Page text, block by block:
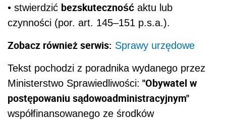
• stwierdzić bezskuteczność aktu lub
czynności (por. art. 145–151 p.s.a.).
Zobacz również serwis: Sprawy urzędowe
Tekst pochodzi z poradnika wydanego przez
Ministerstwo Sprawiedliwości: "Obywatel w
postępowaniu sądowoadministracyjnym"
współfinansowanego ze środków